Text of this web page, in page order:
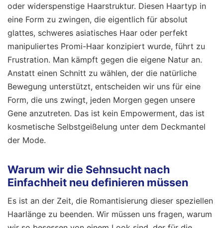
oder widerspenstige Haarstruktur. Diesen Haartyp in
eine Form zu zwingen, die eigentlich für absolut
glattes, schweres asiatisches Haar oder perfekt
manipuliertes Promi-Haar konzipiert wurde, führt zu
Frustration. Man kämpft gegen die eigene Natur an.
Anstatt einen Schnitt zu wählen, der die natürliche
Bewegung unterstützt, entscheiden wir uns für eine
Form, die uns zwingt, jeden Morgen gegen unsere
Gene anzutreten. Das ist kein Empowerment, das ist
kosmetische Selbstgeißelung unter dem Deckmantel
der Mode.
Warum wir die Sehnsucht nach
Einfachheit neu definieren müssen
Es ist an der Zeit, die Romantisierung dieser speziellen
Haarlänge zu beenden. Wir müssen uns fragen, warum